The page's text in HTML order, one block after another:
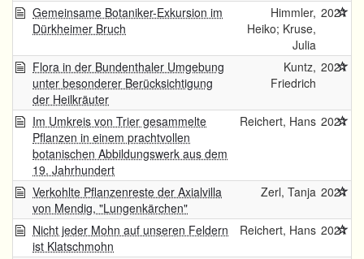
Gemeinsame Botaniker-Exkursion im
Dürkheimer Bruch
Himmler,
Heiko; Kruse,
Julia
2021
Flora in der Bundenthaler Umgebung
unter besonderer Berücksichtigung
der Heilkräuter
Kuntz,
Friedrich
2021
Im Umkreis von Trier gesammelte
Pflanzen in einem prachtvollen
botanischen Abbildungswerk aus dem
19. Jahrhundert
Reichert, Hans 2021
Verkohlte Pflanzenreste der Axialvilla
von Mendig, "Lungenkärchen"
Zerl, Tanja 2021
Nicht jeder Mohn auf unseren Feldern
ist Klatschmohn
Reichert, Hans 2021